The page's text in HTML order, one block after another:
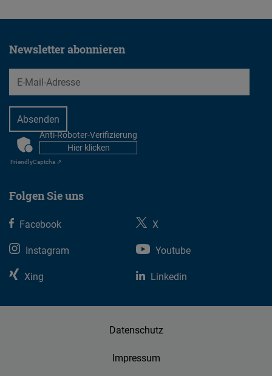
Newsletter abonnieren
EMail
CAPTCHAAnti-Roboter-Verifizierung
Hier klicken
FriendlyCaptcha ⇗
Folgen Sie uns
Facebook
X
Instagram
Youtube
Xing
Linkedin
Datenschutz
Impressum